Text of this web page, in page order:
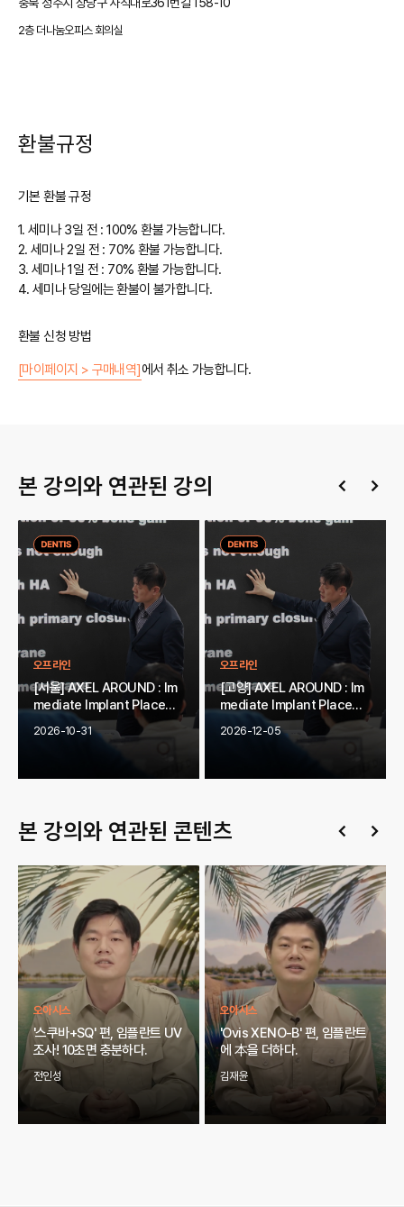
2층 더나눔오피스 회의실
환불규정
기본 환불 규정
1. 세미나 3일 전 : 100% 환불 가능합니다.
2. 세미나 2일 전 : 70% 환불 가능합니다.
3. 세미나 1일 전 : 70% 환불 가능합니다.
4. 세미나 당일에는 환불이 불가합니다.
환불 신청 방법
[마이페이지 > 구매내역]에서 취소 가능합니다.
본 강의와 연관된 강의
오프라인
[서울] AXEL AROUND : Im
mediate Implant Placeme
2026-10-31
오프라인
[고양] AXEL AROUND : Im
mediate Implant Placeme
2026-12-05
본 강의와 연관된 콘텐츠
오아시스
'스쿠바+SQ' 편, 임플란트 UV
조사! 10초면 충분하다.
전인성
오아시스
'Ovis XENO-B' 편, 임플란트
에 本을 더하다.
김재윤